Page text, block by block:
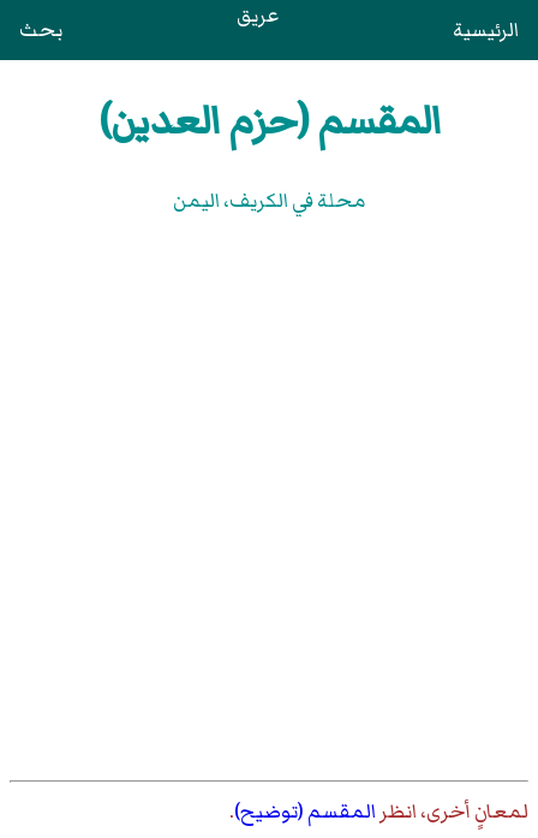
الرئيسية عريق بحث
المقسم (حزم العدين)
محلة في الكريف، اليمن
لمعانٍ أخرى، انظر المقسم (توضيح).